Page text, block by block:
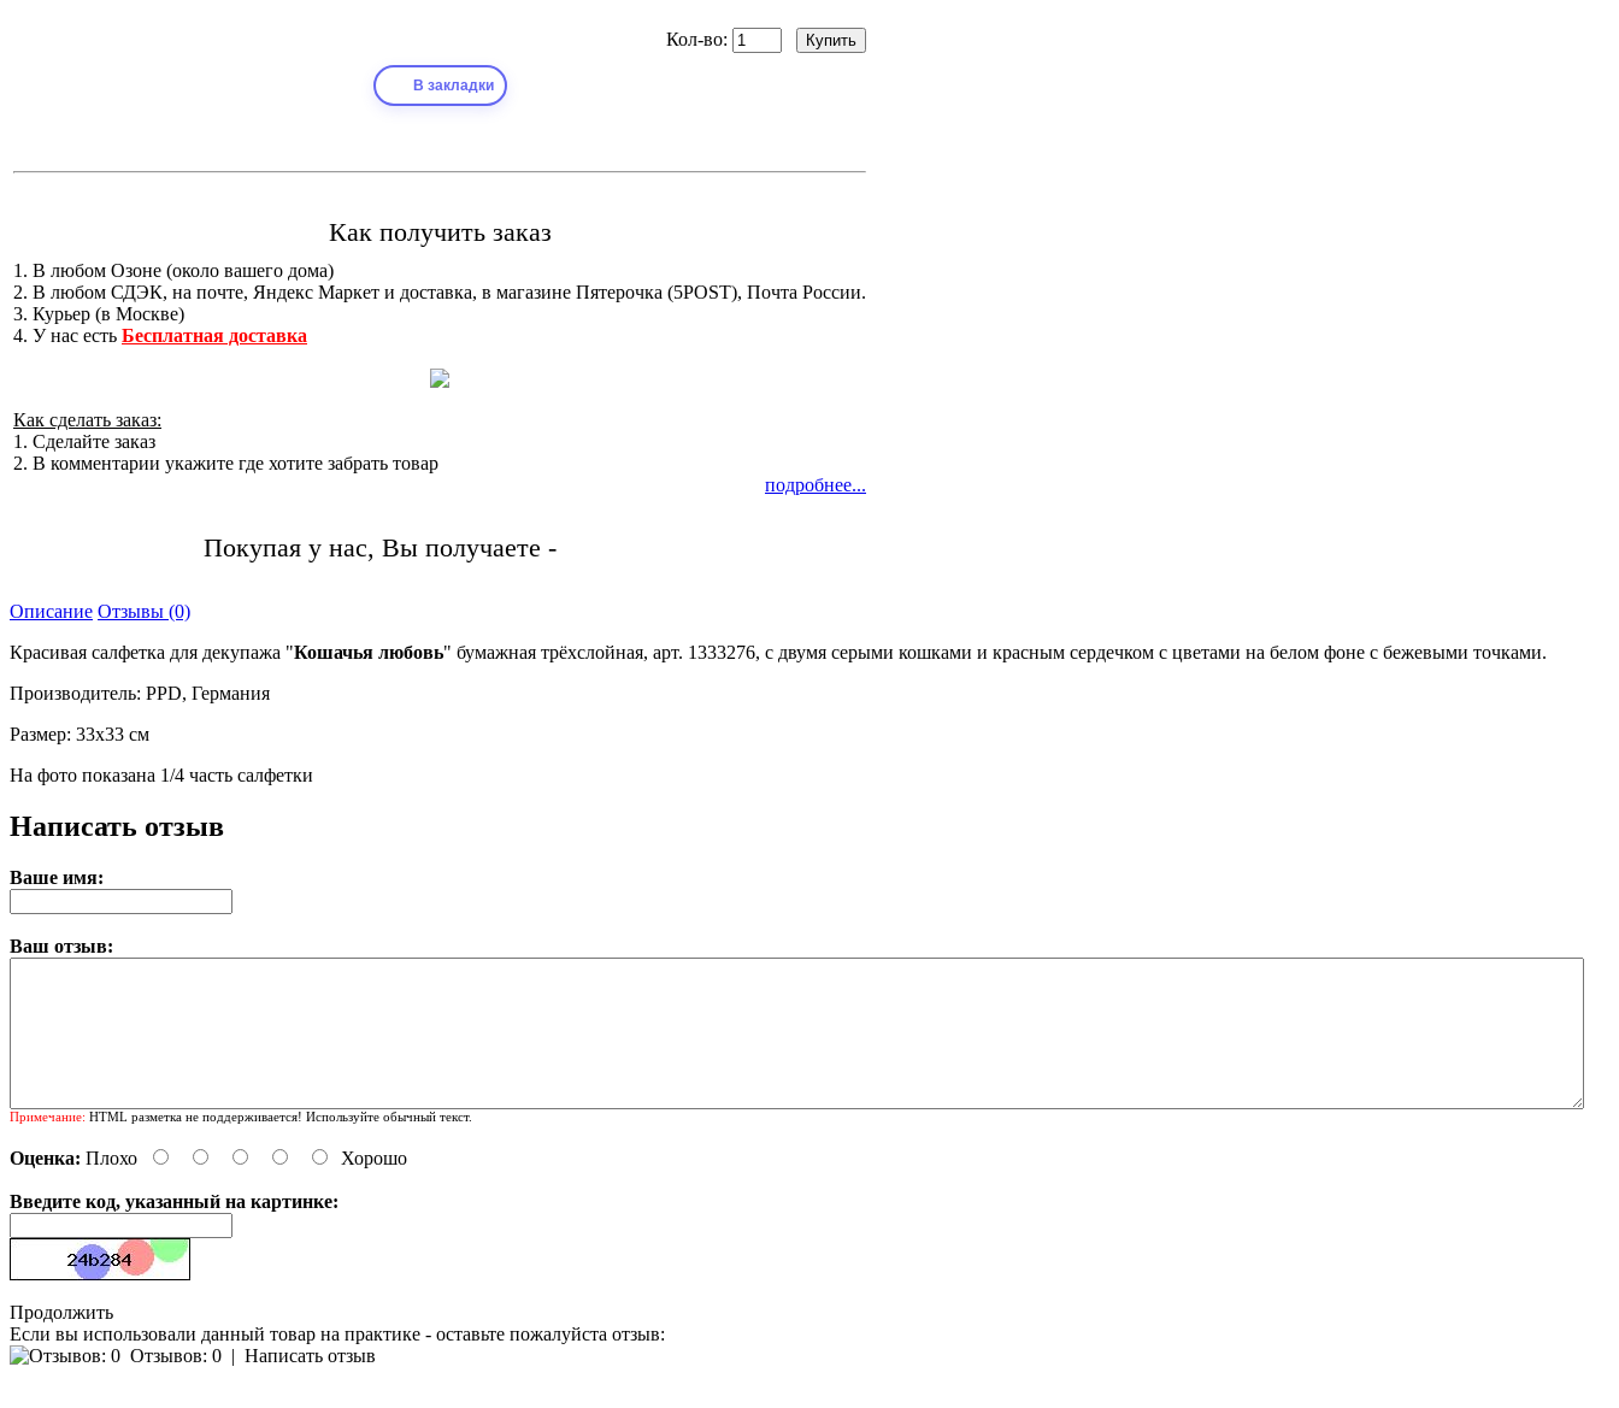
Кол-во:
В закладки
Как получить заказ
1. В любом Озоне (около вашего дома)
2. В любом СДЭК, на почте, Яндекс Маркет и доставка, в магазине Пятерочка (5POST), Почта России.
3. Курьер (в Москве)
4. У нас есть Бесплатная доставка
Как сделать заказ:
1. Сделайте заказ
2. В комментарии укажите где хотите забрать товар
подробнее...
Покупая у нас, Вы получаете -
Описание Отзывы (0)
Красивая салфетка для декупажа "Кошачья любовь" бумажная трёхслойная, арт. 1333276, с двумя серыми кошками и красным сердечком с цветами на белом фоне с бежевыми точками.
Производитель: PPD, Германия
Размер: 33х33 см
На фото показана 1/4 часть салфетки
Написать отзыв
Ваше имя:
Ваш отзыв:
Примечание: HTML разметка не поддерживается! Используйте обычный текст.
Оценка: Плохо Хорошо
Введите код, указанный на картинке:
Продолжить
Если вы использовали данный товар на практике - оставьте пожалуйста отзыв:
Отзывов: 0 | Написать отзыв